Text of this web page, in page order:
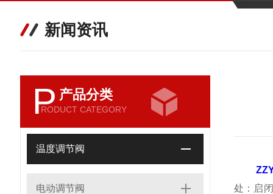
新闻资讯
P 产品分类
RODUCT CATEGORY
温度调节阀
电动调节阀
处：启